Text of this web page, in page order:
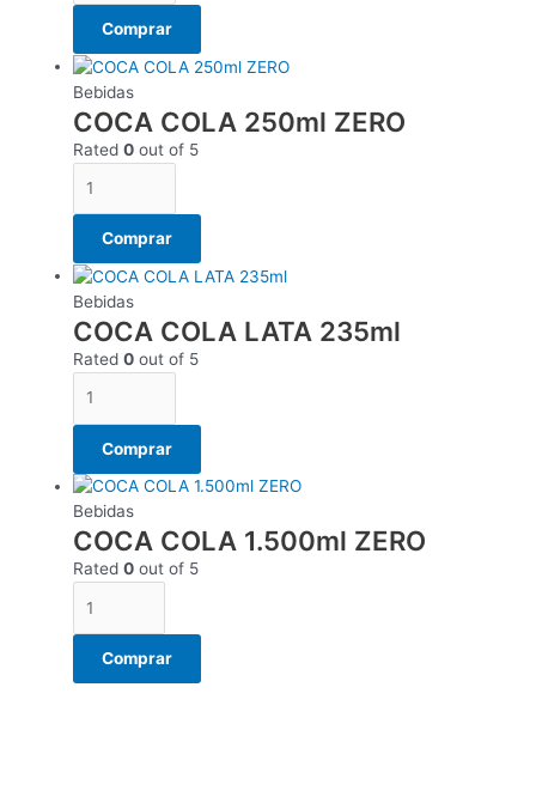
Comprar
Bebidas
COCA COLA 250ml ZERO
Rated0 out of 5
Comprar
Bebidas
COCA COLA LATA 235ml
Rated0 out of 5
Comprar
Bebidas
COCA COLA 1.500ml ZERO
Rated0 out of 5
Comprar